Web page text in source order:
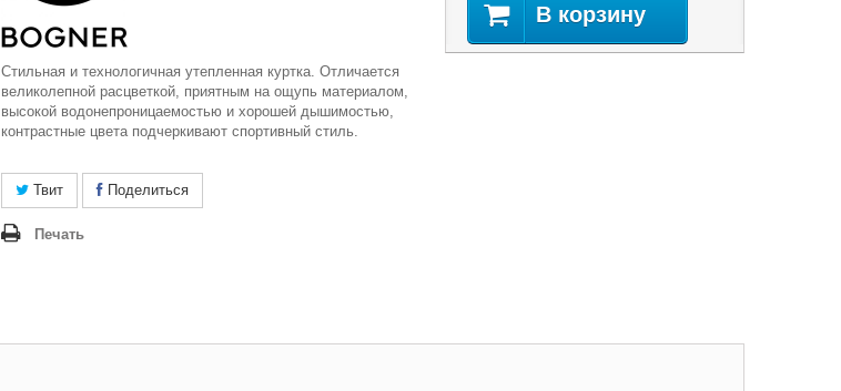
Стильная и технологичная утепленная куртка. Отличается
великолепной расцветкой, приятным на ощупь материалом,
высокой водонепроницаемостью и хорошей дышимостью,
контрастные цвета подчеркивают спортивный стиль.
Твит Поделиться
Печать
В корзину